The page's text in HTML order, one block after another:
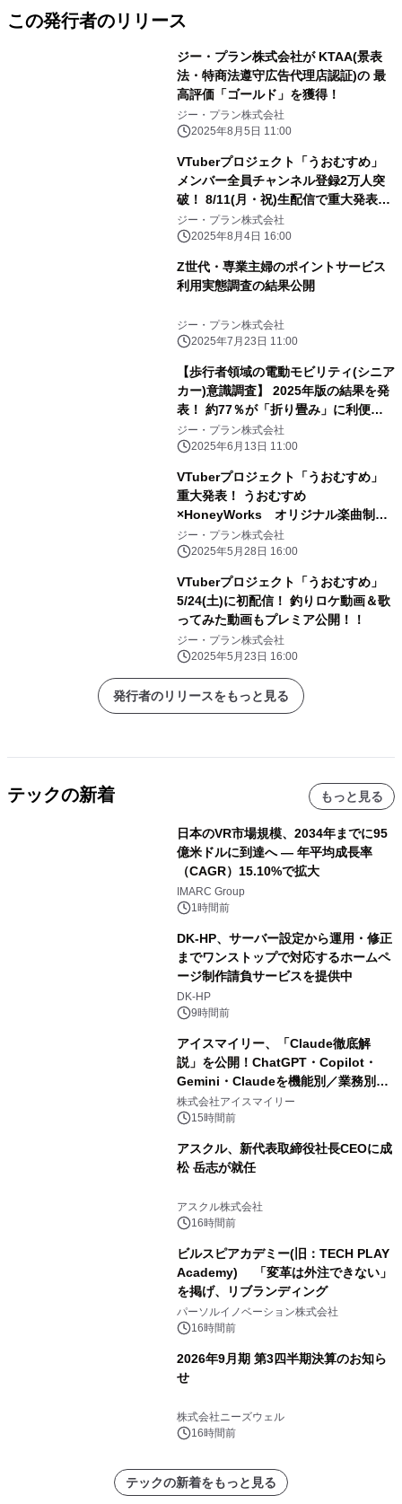
この発行者のリリース
ジー・プラン株式会社が KTAA(景表
法・特商法遵守広告代理店認証)の 最
高評価「ゴールド」を獲得！
ジー・プラン株式会社
2025年8月5日 11:00
VTuberプロジェクト「うおむすめ」
メンバー全員チャンネル登録2万人突
破！ 8/11(月・祝)生配信で重大発表
＋？？？動画プレミア公開！！
ジー・プラン株式会社
2025年8月4日 16:00
Z世代・専業主婦のポイントサービス
利用実態調査の結果公開
ジー・プラン株式会社
2025年7月23日 11:00
【歩行者領域の電動モビリティ(シニア
カー)意識調査】 2025年版の結果を発
表！ 約77％が「折り畳み」に利便性
を実感
ジー・プラン株式会社
2025年6月13日 11:00
VTuberプロジェクト「うおむすめ」
重大発表！ うおむすめ
×HoneyWorks オリジナル楽曲制作
決定！！
ジー・プラン株式会社
2025年5月28日 16:00
VTuberプロジェクト「うおむすめ」
5/24(土)に初配信！ 釣りロケ動画＆歌
ってみた動画もプレミア公開！！
ジー・プラン株式会社
2025年5月23日 16:00
発行者のリリースをもっと見る
テックの新着 もっと見る
日本のVR市場規模、2034年までに95
億米ドルに到達へ ― 年平均成長率
（CAGR）15.10%で拡大
IMARC Group
1時間前
DK-HP、サーバー設定から運用・修正
までワンストップで対応するホームペ
ージ制作請負サービスを提供中
DK-HP
9時間前
アイスマイリー、「Claude徹底解
説」を公開！ChatGPT・Copilot・
Gemini・Claudeを機能別／業務別に
比較―自社に合う生成AIの選び方がわ
かる実践ガイド
株式会社アイスマイリー
15時間前
アスクル、新代表取締役社長CEOに成
松 岳志が就任
アスクル株式会社
16時間前
ビルスピアカデミー(旧：TECH PLAY
Academy) 「変革は外注できない」
を掲げ、リブランディング
パーソルイノベーション株式会社
16時間前
2026年9月期 第3四半期決算のお知ら
せ
株式会社ニーズウェル
16時間前
テックの新着をもっと見る